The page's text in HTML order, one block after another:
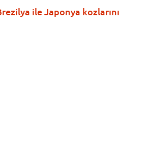
ile Japonya kozlarını